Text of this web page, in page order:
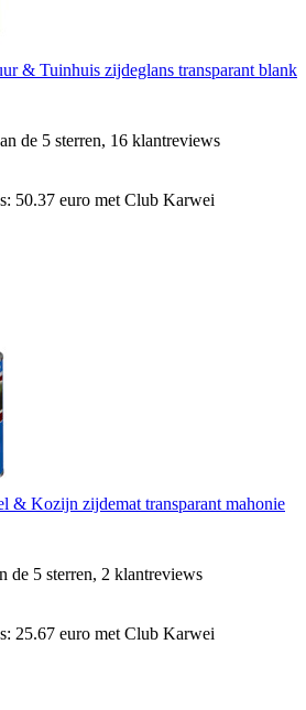
& Tuinhuis zijdeglans transparant blank
de 5 sterren, 16 klantreviews
50.37 euro met Club Karwei
& Kozijn zijdemat transparant mahonie
de 5 sterren, 2 klantreviews
25.67 euro met Club Karwei